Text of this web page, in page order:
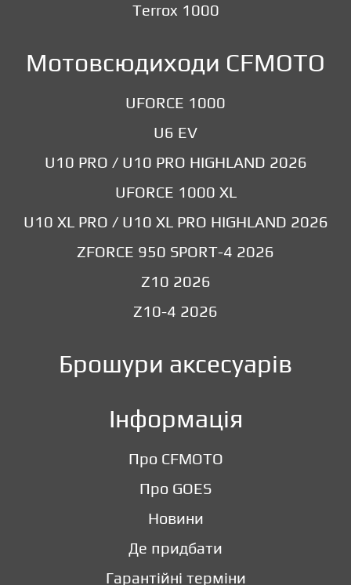
Terrox 1000
Мотовсюдиходи CFMOTO
UFORCE 1000
U6 EV
U10 PRO / U10 PRO HIGHLAND 2026
UFORCE 1000 XL
U10 XL PRO / U10 XL PRO HIGHLAND 2026
ZFORCE 950 SPORT-4 2026
Z10 2026
Z10-4 2026
Брошури аксесуарів
Інформація
Про CFMOTO
Про GOES
Новини
Де придбати
Гарантійні терміни